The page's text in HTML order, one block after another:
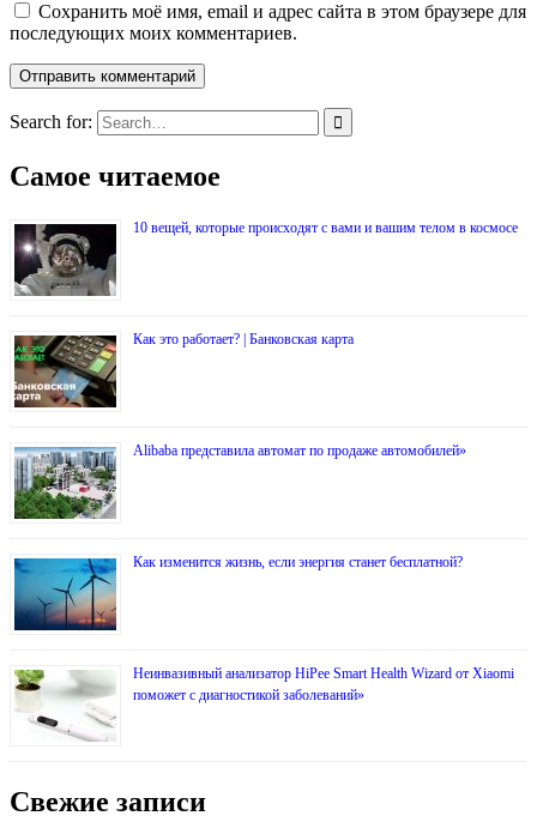
Сохранить моё имя, email и адрес сайта в этом браузере для
последующих моих комментариев.
Search for:
Самое читаемое
10 вещей, которые происходят с вами и вашим телом в космосе
Как это работает? | Банковская карта
Alibaba представила автомат по продаже автомобилей»
Как изменится жизнь, если энергия станет бесплатной?
Неинвазивный анализатор HiPee Smart Health Wizard от Xiaomi
поможет с диагностикой заболеваний»
Свежие записи